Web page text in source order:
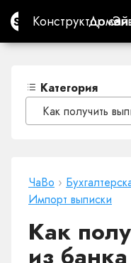
Site.proКонструктор
Конструктор
Категория
Как получить
ЧаВо ›
Импорт выписки
Как